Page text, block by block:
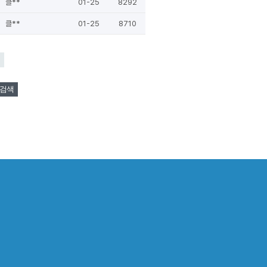
클** 01-25 8292
클** 01-25 8710